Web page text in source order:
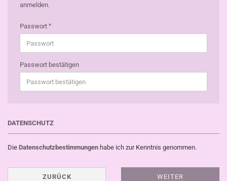
anmelden.
Passwort
Passwort bestätigen
DATENSCHUTZ
Die Datenschutzbestimmungen habe ich zur Kenntnis genommen.
ZURÜCK WEITER